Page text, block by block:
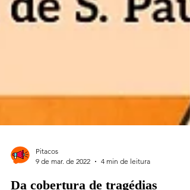
9 de mar. de 2022
4 min de leitura